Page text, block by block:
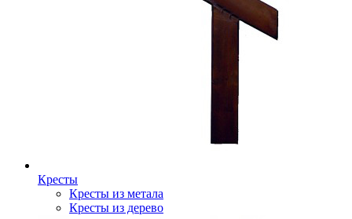
Кресты
Кресты из метала
Кресты из дерево